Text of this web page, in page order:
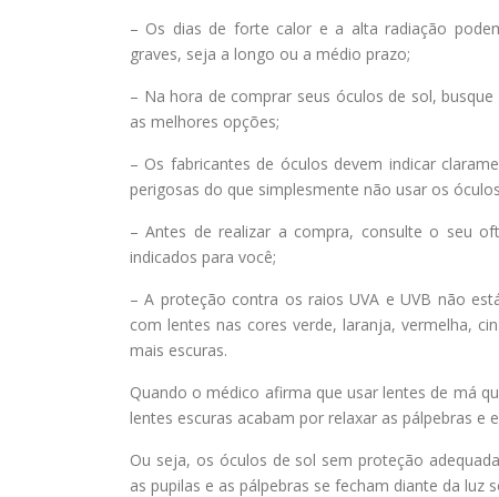
– Os dias de forte calor e a alta radiação
graves, seja a longo ou a médio prazo;
– Na hora de comprar seus óculos de sol,
as melhores opções;
– Os fabricantes de óculos devem indicar
perigosas do que simplesmente não usar os
– Antes de realizar a compra, consulte o seu
indicados para você;
– A proteção contra os raios UVA e UVB não
com lentes nas cores verde, laranja, vermelha,
mais escuras.
Quando o médico afirma que usar lentes de má
lentes escuras acabam por relaxar as pálpebras e
Ou seja, os óculos de sol sem proteção
as pupilas e as pálpebras se fecham diante da luz